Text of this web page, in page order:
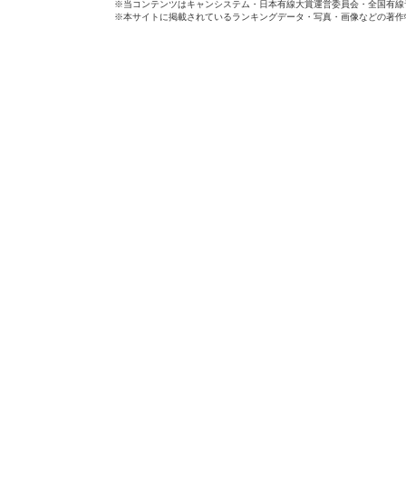
※当コンテンツはキャンシステム・日本有線大賞運営委員会・全国有
※本サイトに掲載されているランキングデータ・写真・画像などの著